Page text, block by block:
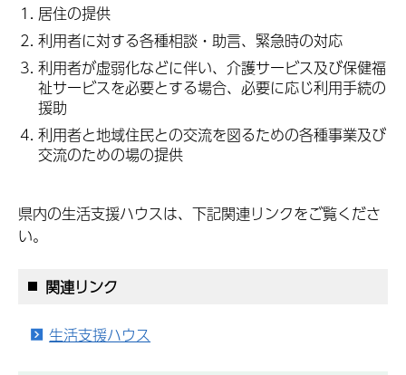
居住の提供
利用者に対する各種相談・助言、緊急時の対応
利用者が虚弱化などに伴い、介護サービス及び保健福
祉サービスを必要とする場合、必要に応じ利用手続の
援助
利用者と地域住民との交流を図るための各種事業及び
交流のための場の提供
県内の生活支援ハウスは、下記関連リンクをご覧くださ
い。
関連リンク
生活支援ハウス